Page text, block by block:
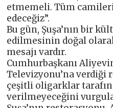
etmemeli. Tüm
edeceğiz”.
Bu gün, Şuşa’nın bir
edilmesinin doğal
mesajı vardır.
Cumhurbaşkanı
Televizyonu’na verdiği
çeşitli oligarklar
verilmeyeceğini